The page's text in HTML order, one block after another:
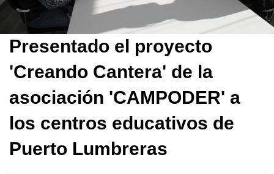
Presentado el proyecto
'Creando Cantera' de la
asociación 'CAMPODER' a
los centros educativos de
Puerto Lumbreras